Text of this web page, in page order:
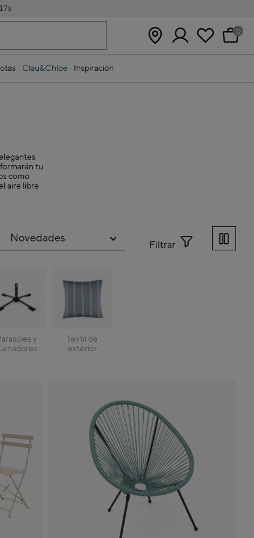
15s
0
Clau&Chloe Inspiración
tu
como
aire libre
Filtrar
y
Textil de
exterior